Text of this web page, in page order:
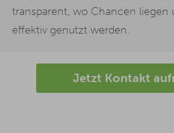
transparent, wo Chancen liegen
effektiv genutzt werden.
Jetzt Kontakt